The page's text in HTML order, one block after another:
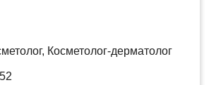
Косметолог-дерматолог